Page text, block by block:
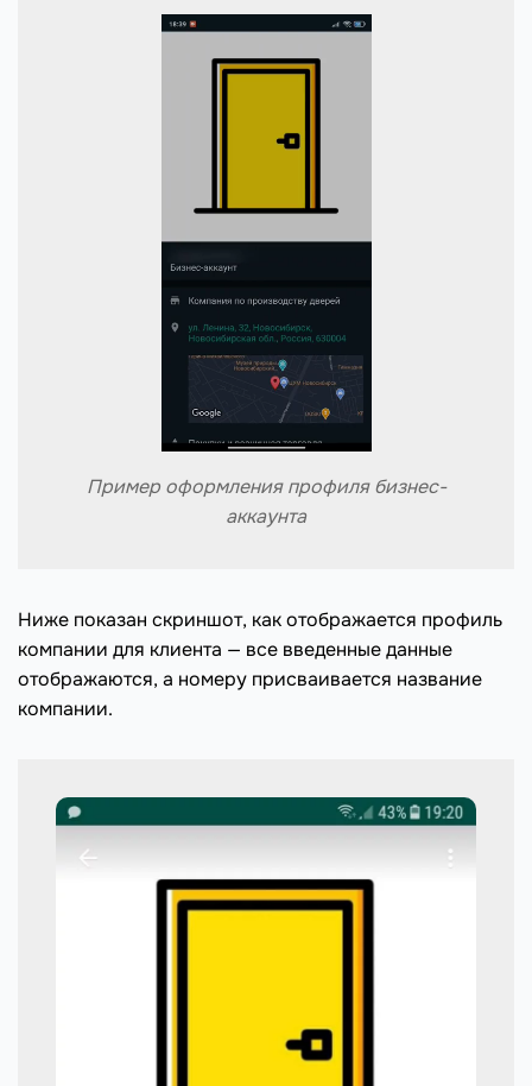
Пример оформления профиля бизнес-
аккаунта
Ниже показан скриншот, как отображается профиль
компании для клиента — все введенные данные
отображаются, а номеру присваивается название
компании.